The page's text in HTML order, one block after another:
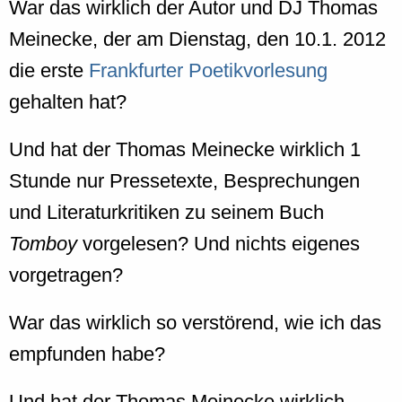
War das wirklich der Autor und DJ Thomas
Meinecke, der am Dienstag, den 10.1. 2012
die erste Frankfurter Poetikvorlesung
gehalten hat?
Und hat der Thomas Meinecke wirklich 1
Stunde nur Pressetexte, Besprechungen
und Literaturkritiken zu seinem Buch
Tomboyvorgelesen? Und nichts eigenes
vorgetragen?
War das wirklich so verstörend, wie ich das
empfunden habe?